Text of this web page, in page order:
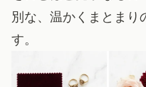
別な、温かくまとまり
す。